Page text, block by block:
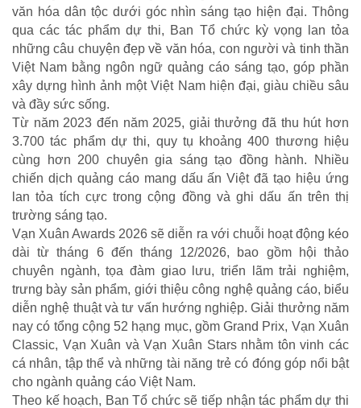
NHỊP CẦU NHÂN ÁI
Nhịp cầu Nhân ái VTV1
Địa chỉ nhân ái
văn hóa dân tộc dưới góc nhìn sáng tạo hiện đại. Thông
qua các tác phẩm dự thi, Ban Tổ chức kỳ vọng lan tỏa
những câu chuyện đẹp về văn hóa, con người và tinh thần
Việt Nam bằng ngôn ngữ quảng cáo sáng tạo, góp phần
xây dựng hình ảnh một Việt Nam hiện đại, giàu chiều sâu
và đầy sức sống.
Từ năm 2023 đến năm 2025, giải thưởng đã thu hút hơn
3.700 tác phẩm dự thi, quy tụ khoảng 400 thương hiệu
cùng hơn 200 chuyên gia sáng tạo đồng hành. Nhiều
chiến dịch quảng cáo mang dấu ấn Việt đã tạo hiệu ứng
lan tỏa tích cực trong cộng đồng và ghi dấu ấn trên thị
trường sáng tạo.
Vạn Xuân Awards 2026 sẽ diễn ra với chuỗi hoạt động kéo
dài từ tháng 6 đến tháng 12/2026, bao gồm hội thảo
chuyên ngành, tọa đàm giao lưu, triển lãm trải nghiệm,
trưng bày sản phẩm, giới thiệu công nghệ quảng cáo, biểu
diễn nghệ thuật và tư vấn hướng nghiệp. Giải thưởng năm
nay có tổng cộng 52 hạng mục, gồm Grand Prix, Vạn Xuân
Classic, Vạn Xuân và Vạn Xuân Stars nhằm tôn vinh các
cá nhân, tập thể và những tài năng trẻ có đóng góp nổi bật
cho ngành quảng cáo Việt Nam.
Theo kế hoạch, Ban Tổ chức sẽ tiếp nhận tác phẩm dự thi